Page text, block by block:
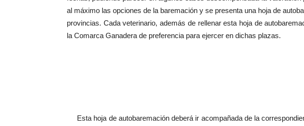
al máximo las opciones de la baremación y se presenta una hoja de
provincias. Cada veterinario, además de rellenar esta hoja de
la Comarca Ganadera de preferencia para ejercer en dichas plazas.
Esta hoja de autobaremación deberá ir acompañada de la